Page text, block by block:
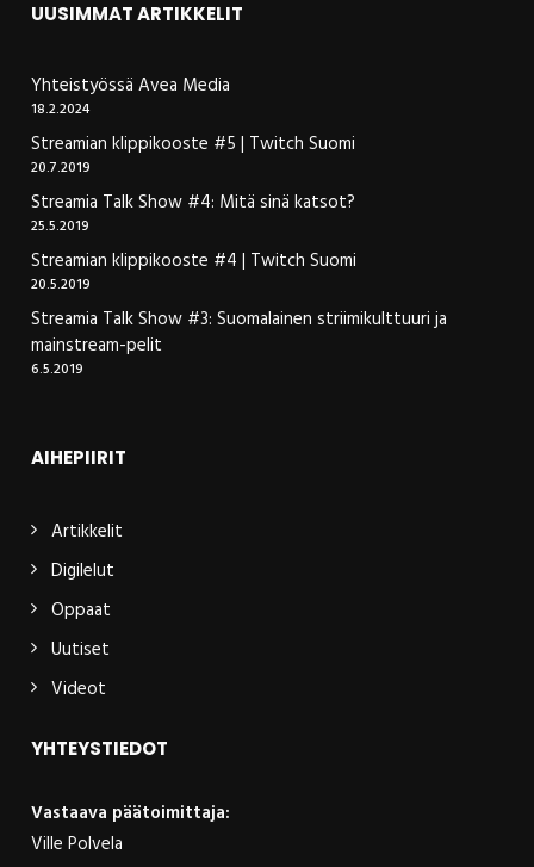
UUSIMMAT ARTIKKELIT
Yhteistyössä Avea Media
18.2.2024
Streamian klippikooste #5 | Twitch Suomi
20.7.2019
Streamia Talk Show #4: Mitä sinä katsot?
25.5.2019
Streamian klippikooste #4 | Twitch Suomi
20.5.2019
Streamia Talk Show #3: Suomalainen striimikulttuuri ja
mainstream-pelit
6.5.2019
AIHEPIIRIT
Artikkelit
Digilelut
Oppaat
Uutiset
Videot
YHTEYSTIEDOT
Vastaava päätoimittaja:
Ville Polvela